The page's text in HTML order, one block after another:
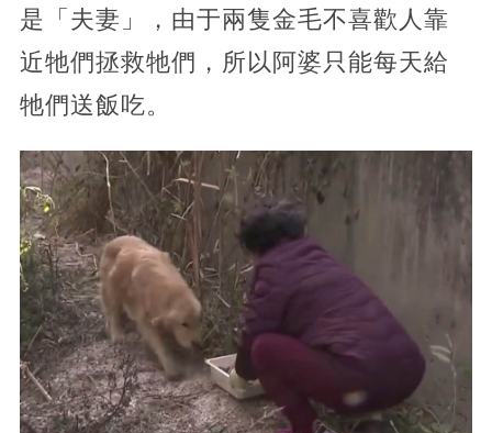
是「夫妻」，由于兩隻金毛不喜歡人靠
近牠們拯救牠們，所以阿婆只能每天給
牠們送飯吃。